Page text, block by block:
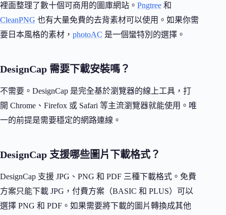
裡面整理了數十個可商用的圖庫網站。 Pngtree 和
CleanPNG 也有大量免費的去背素材可以使用。如果你需
要日本風格的素材， photoAC 是一個蠻特別的選擇。
DesignCap 需要下載安裝嗎？
不需要。DesignCap 是完全基於瀏覽器的線上工具，打
開 Chrome、Firefox 或 Safari 等主流瀏覽器就能使用。唯
一的前提是需要穩定的網路連線。
DesignCap 支援哪些圖片下載格式？
DesignCap 支援 JPG、PNG 和 PDF 三種下載格式。免費
方案只能下載 JPG，付費方案（BASIC 和 PLUS）可以
選擇 PNG 和 PDF。如果需要將下載的圖片轉換成其他